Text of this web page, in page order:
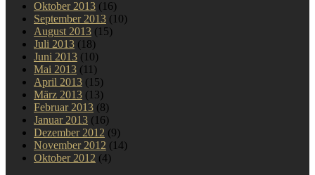
Oktober 2013 (16)
September 2013 (10)
August 2013 (15)
Juli 2013 (18)
Juni 2013 (10)
Mai 2013 (11)
April 2013 (15)
März 2013 (13)
Februar 2013 (8)
Januar 2013 (16)
Dezember 2012 (9)
November 2012 (14)
Oktober 2012 (4)